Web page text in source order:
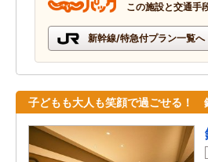
この施設と交通手
新幹線/特急付プラン一覧へ
子どもも大人も笑顔で過ごせる！